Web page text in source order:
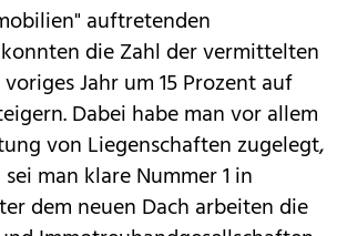
auftretenden
die Zahl der vermittelten
Jahr um 15 Prozent auf
Dabei habe man vor allem
von Liegenschaften zugelegt,
man klare Nummer 1 in
dem neuen Dach arbeiten die